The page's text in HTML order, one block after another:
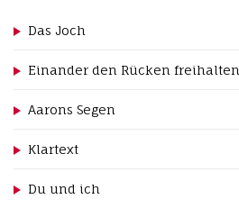
Das Joch
Einander den Rücken freihalten
Aarons Segen
Klartext
Du und ich